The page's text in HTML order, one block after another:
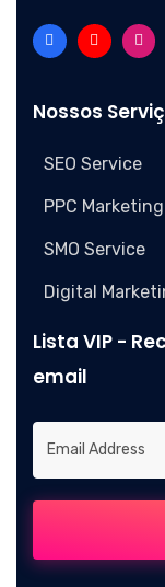
Nossos
SEO Service
PPC Marketing
SMO Service
Digital
Lista VIP -
email